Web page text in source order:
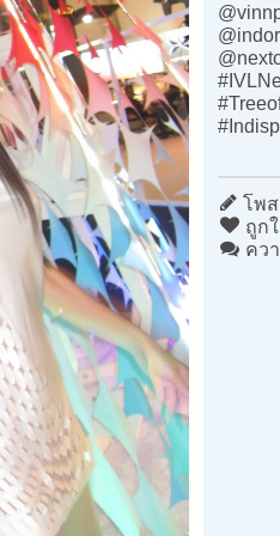
โพ
ถูก
คว